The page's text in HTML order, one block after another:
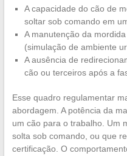
A capacidade do cão de
soltar sob comando em
A manutenção da
(simulação de ambiente
A ausência de
cão ou terceiros após a
Esse quadro regulamentar
abordagem. A potência da
um cão para o trabalho. Um
solta sob comando, ou que
certificação. O